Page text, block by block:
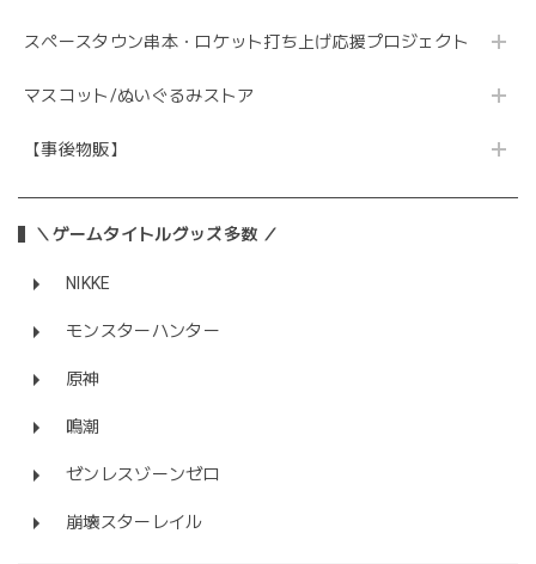
スペースタウン串本・ロケット打ち上げ応援プロジェクト
マスコット/ぬいぐるみストア
【事後物販】
＼ゲームタイトルグッズ多数 ／
NIKKE
モンスターハンター
原神
鳴潮
ゼンレスゾーンゼロ
崩壊スターレイル